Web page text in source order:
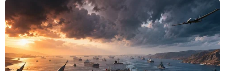
cung cấp trực tuyến trên trang thông tin điện tử
của Cục Khí tượng Thủy văn tại địa chỉ:
https://luquetsatlo.nchmf.gov.vn và trong bản
tin riêng cảnh báo lũ quét, sạt lở đất).
Trên biển, ở Bắc vịnh Bắc Bộ gió có Đông Bắc